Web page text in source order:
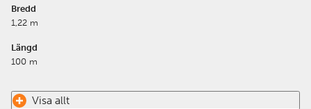
Bredd
1,22 m
Längd
100 m
Visa allt